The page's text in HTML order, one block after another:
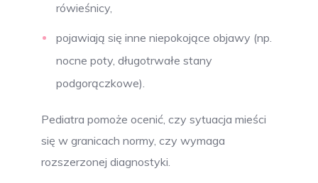
rówieśnicy,
pojawiają się inne niepokojące objawy (np.
nocne poty, długotrwałe stany
podgorączkowe).
Pediatra pomoże ocenić, czy sytuacja mieści
się w granicach normy, czy wymaga
rozszerzonej diagnostyki.